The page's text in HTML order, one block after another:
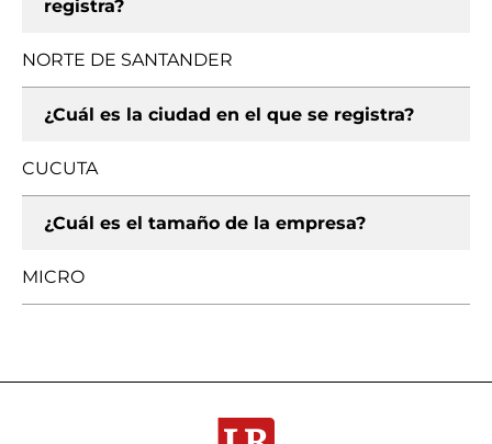
registra?
NORTE DE SANTANDER
¿Cuál es la ciudad en el que se registra?
CUCUTA
¿Cuál es el tamaño de la empresa?
MICRO